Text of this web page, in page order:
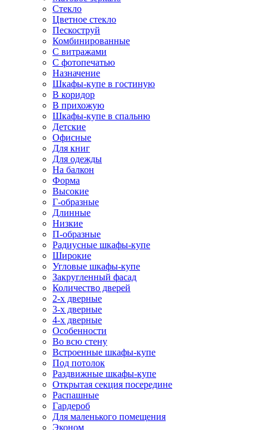
Стекло
Цветное стекло
Пескоструй
Комбинированные
С витражами
С фотопечатью
Назначение
Шкафы-купе в гостиную
В коридор
В прихожую
Шкафы-купе в спальню
Детские
Офисные
Для книг
Для одежды
На балкон
Форма
Высокие
Г-образные
Длинные
Низкие
П-образные
Радиусные шкафы-купе
Широкие
Угловые шкафы-купе
Закругленный фасад
Количество дверей
2-х дверные
3-х дверные
4-х дверные
Особенности
Во всю стену
Встроенные шкафы-купе
Под потолок
Раздвижные шкафы-купе
Открытая секция посередине
Распашные
Гардероб
Для маленького помещения
Эконом